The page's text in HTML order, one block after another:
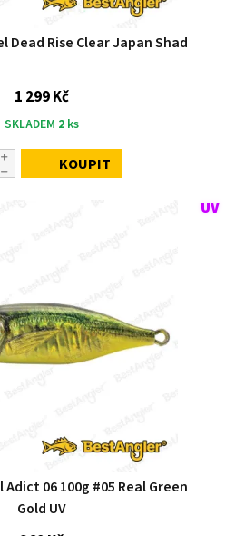
Dead Rise Clear Japan Shad
1 299 Kč
SKLADEM 2 ks
KOUPIT
06 100g #05 Real Green
Gold UV